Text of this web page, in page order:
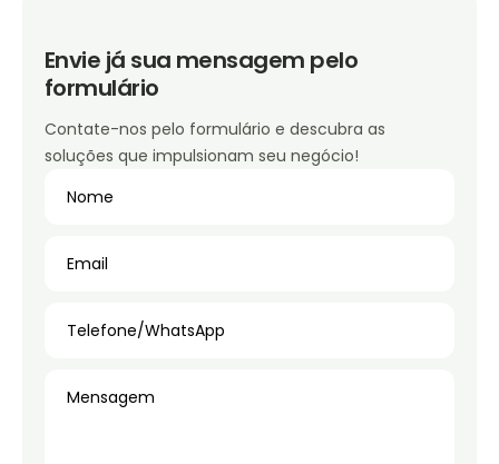
Envie já sua mensagem pelo
formulário
Contate-nos pelo formulário e descubra as
soluções que impulsionam seu negócio!
Nome
Email
Telefone/WhatsApp
Mensagem